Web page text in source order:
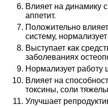
Влияет на динамику
аппетит.
Положительно
систему,
Выступает как
заболеваниях
Нормализует
Влияет на
токсины, соли
Улучшает